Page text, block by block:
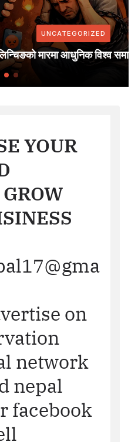
विश्व समाज
YOUR
on
network
nepal
facebook